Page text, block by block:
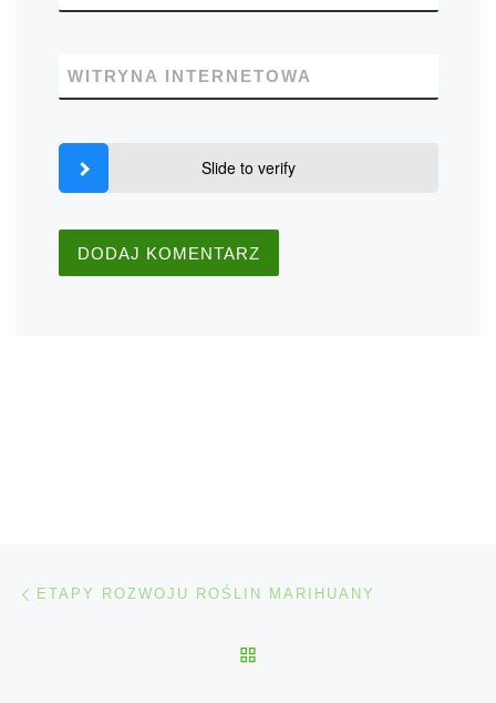
WITRYNA INTERNETOWA
Slide to verify
Nawigacja wpisu
ETAPY ROZWOJU ROŚLIN MARIHUANY